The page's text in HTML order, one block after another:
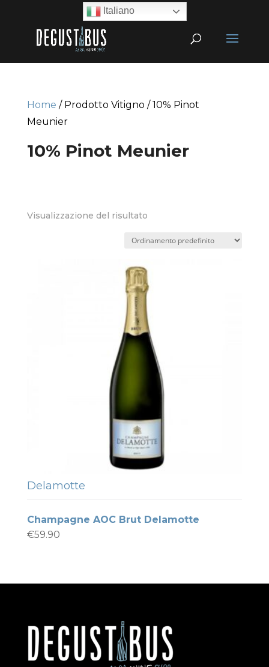
Home / Prodotto Vitigno / 10% Pinot
Meunier
10% Pinot Meunier
Visualizzazione del risultato
Delamotte
Champagne AOC Brut Delamotte
€59.90
Italiano